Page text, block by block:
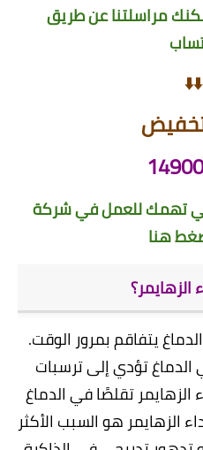
مراسلتنا عن طريق
تهمك للعمل في شركة
هنا
يتفاقم بمرور الوقت.
تؤدي إلى ترسبات
تقلصًا في الدماغ
الزهايمر هو السبب الأكثر